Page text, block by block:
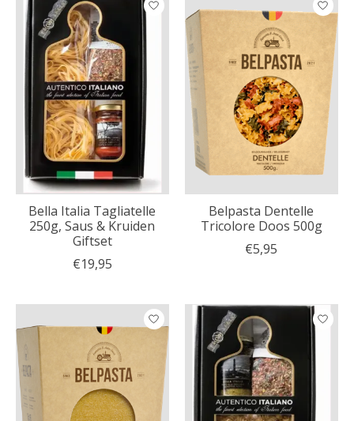
Bella Italia Tagliatelle
250g, Saus & Kruiden
Giftset
€19,95
Belpasta Dentelle
Tricolore Doos 500g
€5,95